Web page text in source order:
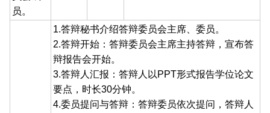
员。
1.答辩秘书介绍答辩委员会主席、委员。
2.答辩开始：答辩委员会主席主持答辩，宣布答
辩报告会开始。
3.答辩人汇报：答辩人以PPT形式报告学位论文
要点，时长30分钟。
4.委员提问与答辩：答辩委员依次提问，答辩人